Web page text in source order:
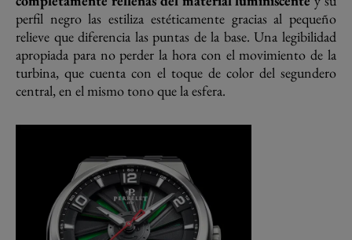
perfil negro las estiliza estéticamente gracias al pequeño
relieve que diferencia las puntas de la base. Una legibilidad
apropiada para no perder la hora con el movimiento de la
turbina, que cuenta con el toque de color del segundero
central, en el mismo tono que la esfera.